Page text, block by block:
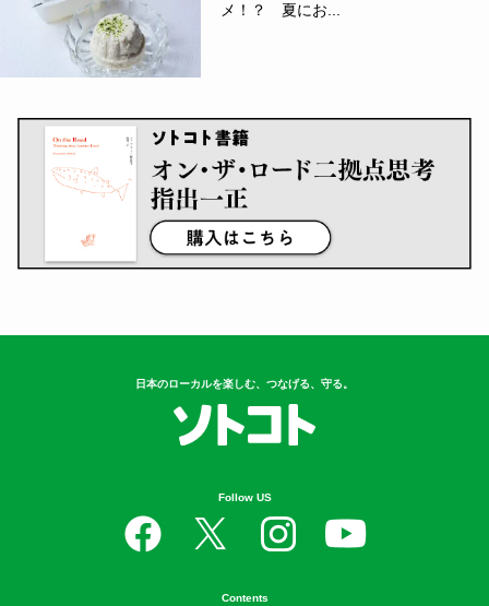
メ！？ 夏にお...
日本のローカルを楽しむ、つなげる、守る。
Follow US
Contents